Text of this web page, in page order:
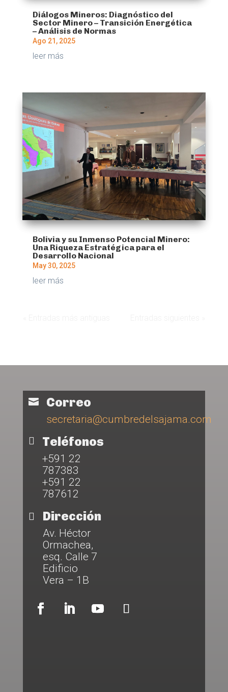
Diálogos Mineros: Diagnóstico del
Sector Minero – Transición Energética
– Análisis de Normas
Ago 21, 2025
leer más
Bolivia y su Inmenso Potencial Minero:
Una Riqueza Estratégica para el
Desarrollo Nacional
May 30, 2025
leer más
 Correo
secretaria@cumbredelsajama.com
 Teléfonos
+591 22
787383
+591 22
787612
 Dirección
Av. Héctor
Ormachea,
esq. Calle 7
Edificio
Vera – 1B